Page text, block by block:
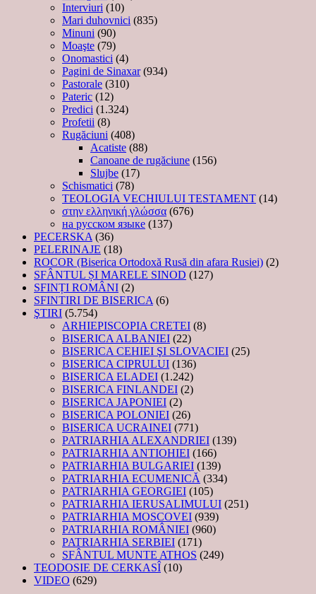
Interviuri (10)
Mari duhovnici (835)
Minuni (90)
Moaşte (79)
Onomastici (4)
Pagini de Sinaxar(934)
Pastorale (310)
Pateric (12)
Predici (1.324)
Profetii (8)
Rugăciuni (408)
Acatiste (88)
Canoane de rugăciune (156)
Slujbe (17)
Schismatici (78)
TEOLOGIA VECHIULUI TESTAMENT (14)
στην ελληνική γλώσσα (676)
на русском языке (137)
PECERSKA (36)
PELERINAJE (18)
ROCOR (Biserica Ortodoxă Rusă din afara Rusiei) (2)
SFÂNTUL ȘI MARELE SINOD (127)
SFINȚI ROMÂNI (2)
SFINTIRI DE BISERICA (6)
ŞTIRI (5.754)
ARHIEPISCOPIA CRETEI (8)
BISERICA ALBANIEI (22)
BISERICA CEHIEI ŞI SLOVACIEI (25)
BISERICA CIPRULUI (136)
BISERICA ELADEI (1.242)
BISERICA FINLANDEI (2)
BISERICA JAPONIEI (2)
BISERICA POLONIEI (26)
BISERICA UCRAINEI (771)
PATRIARHIA ALEXANDRIEI (139)
PATRIARHIA ANTIOHIEI (166)
PATRIARHIA BULGARIEI (139)
PATRIARHIA ECUMENICĂ (334)
PATRIARHIA GEORGIEI (105)
PATRIARHIA IERUSALIMULUI (251)
PATRIARHIA MOSCOVEI (939)
PATRIARHIA ROMÂNIEI (960)
PATRIARHIA SERBIEI (171)
SFÂNTUL MUNTE ATHOS (249)
TEODOSIE DE CERKASÎ (10)
VIDEO (629)